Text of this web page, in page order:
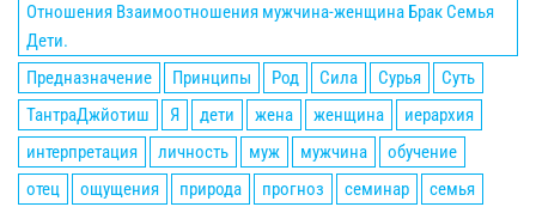
Отношения Взаимоотношения мужчина-женщина Брак Семья
Дети.
Предназначение
Принципы Род Сила Сурья
Суть
ТантраДжйотиш
Я дети жена женщина
иерархия
интерпретация
личность муж мужчина
обучение
отец
ощущения природа прогноз семинар
семья